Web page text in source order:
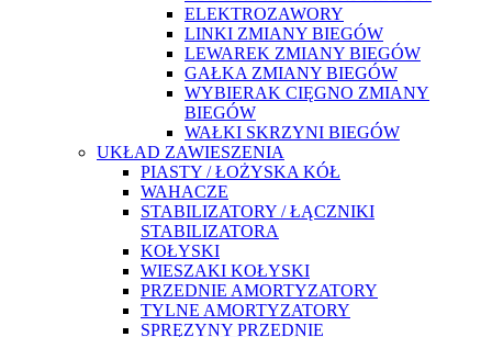
ELEKTROZAWORY
LINKI ZMIANY BIEGÓW
LEWAREK ZMIANY BIEGÓW
GAŁKA ZMIANY BIEGÓW
WYBIERAK CIĘGNO ZMIANY
BIEGÓW
WAŁKI SKRZYNI BIEGÓW
UKŁAD ZAWIESZENIA
PIASTY / ŁOŻYSKA KÓŁ
WAHACZE
STABILIZATORY / ŁĄCZNIKI
STABILIZATORA
KOŁYSKI
WIESZAKI KOŁYSKI
PRZEDNIE AMORTYZATORY
TYLNE AMORTYZATORY
SPRĘZYNY PRZEDNIE